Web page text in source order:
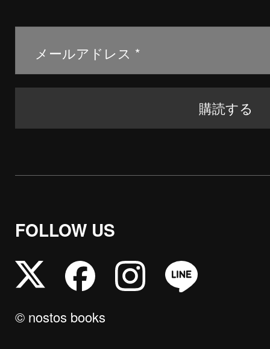
FOLLOW US
© nostos books